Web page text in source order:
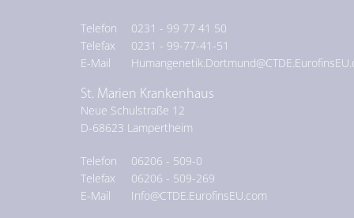
Telefon
0231 - 99 77 41 50
Telefax
0231 - 99-77-41-51
E-Mail
St. Marien Krankenhaus
Neue Schulstraße 12
D-68623 Lampertheim
Telefon
06206 - 509-0
Telefax
06206 - 509-269
E-Mail
Info@CTDE.EurofinsEU.com